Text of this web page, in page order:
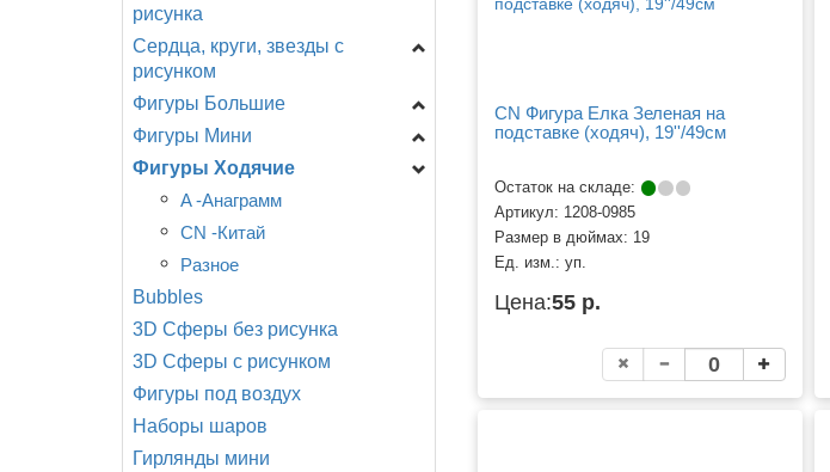
A - Анаграмм (США)
AG - Agura
(ИСПАНИЯ)
CTI - США
GR - Италия
CN - Китай
Разное
рисунка
Звезды
Сердца
Круги
Специальные
Сердца, круги, звезды с
рисунком
День Рождения
Новорождённым
Разное
Любовь, свадьба.
Детская тематика,
мультфильмы.
События, праздники.
Смайлы, улыбки.
Поздравляю!
Фигуры Большие
Головы
Девочки, мальчики...
День рождения
Еда, напитки
Животные
Любовь, свадьба
Морские обитатели
Мультфильмы, сказки ...
Новорождённые
Птицы, насекомые
Разное
Фигуры Мини
Shake, шар с ручкой
Головы
Девочки, мальчики
Динозавры, драконы
Еда, напитки
Животные
Мультфильмы
Новорожденные
Подводный мир
Птицы, бабочки,
Фигуры Ходячие
A -Анаграмм
CN -Китай
Разное
Bubbles
3D Сферы без рисунка
3D Сферы с рисунком
Фигуры под воздух
Наборы шаров
Гирлянды мини
CN Фигура Елка Зеленая на
подставке (ходяч), 19''/49см
Остаток на складе:
Артикул: 1208-0985
Размер в дюймах: 19
Ед. изм.: уп.
Цена:55 р.